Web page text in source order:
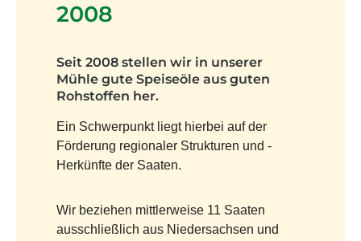
2008
Seit 2008 stellen wir in unserer
Mühle gute Speiseöle aus guten
Rohstoffen her.
Ein Schwerpunkt liegt hierbei auf der
Förderung regionaler Strukturen und -
Herkünfte der Saaten.
Wir beziehen mittlerweise 11 Saaten
ausschließlich aus Niedersachsen und